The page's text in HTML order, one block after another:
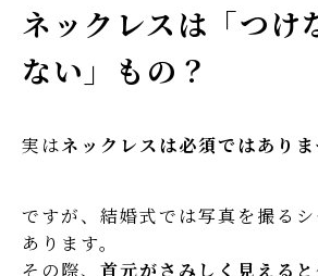
ネックレスは「つけ
ない」もの？
実はネックレスは必須ではあり
ですが、結婚式では写真を撮る
あります。
その際、 首元がさみしく見える